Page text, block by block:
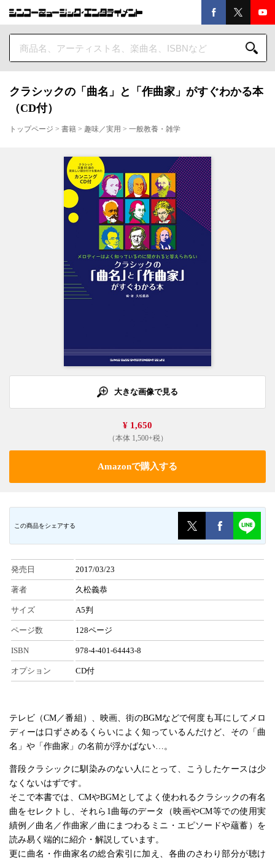
クラシックの「曲名」と「作曲家」がすぐわかる本
（CD付）
トップページ > 書籍 > 趣味／実用 > 一般教養・雑学
大きな画像で見る
¥ 1,650
（本体 1,500+税）
Amazonで購入する
この商品をシェアする
発売日 2017/03/23
著者 久松義恭
サイズ A5判
ページ数 128ページ
ISBN 978-4-401-64443-8
オプション CD付
テレビ（CM／番組）、映画、街のBGMなどで何度も耳にしてメロ
ディーは口ずさめるくらいによく知っているんだけど、その「曲
名」や「作曲家」の名前が浮かばない…。
普段クラシックに馴染みのない人にとって、こうしたケースは少
なくないはずです。
そこで本書では、CMやBGMとしてよく使われるクラシックの有名
曲をセレクトし、それら1曲毎のデータ（映画やCM等での使用実
績例／曲名／作曲家／曲にまつわるミニ・エピソードや蘊蓄）を
読み易く端的に紹介・解説しています。
更に曲名・作曲家名の総合索引に加え、各曲のさわり部分が聴け